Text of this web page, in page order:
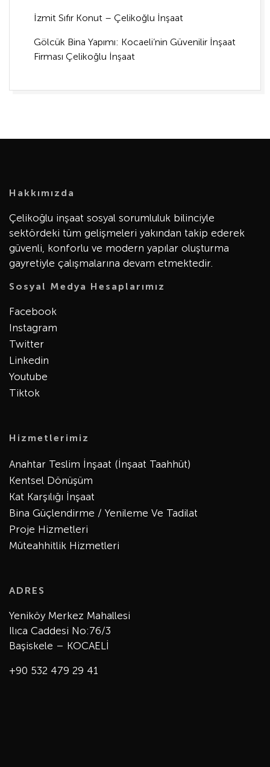
İzmit Sıfır Konut – Çelikoğlu İnşaat
Gölcük Bina Yapımı: Kocaeli’nin Güvenilir İnşaat
Firması Çelikoğlu İnşaat
Hakkımızda
Çelikoğlu inşaat sosyal sorumluluk bilinciyle
sektördeki tüm gelişmeleri yakından takip ederek
güvenli, konforlu ve modern yapılar oluşturma
gayretiyle çalışmalarına devam etmektedir.
Sosyal Medya Hesaplarımız
Facebook
Instagram
Twitter
Linkedin
Youtube
Tiktok
Hizmetlerimiz
Anahtar Teslim İnşaat (İnşaat Taahhüt)
Kentsel Dönüşüm
Kat Karşılığı İnşaat
Bina Güçlendirme / Yenileme Ve Tadilat
Proje Hizmetleri
Müteahhitlik Hizmetleri
ADRES
Yeniköy Merkez Mahallesi
Ilıca Caddesi No:76/3
Başiskele – KOCAELİ
+90 532 479 29 41